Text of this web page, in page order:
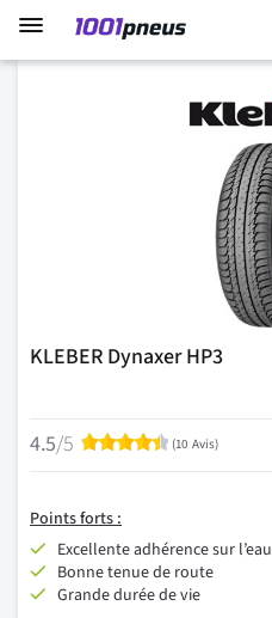
KLEBER Dynaxer HP3
Évaluation:
4.5/5 90
% of100
(10 Avis)
Pointsforts :
Excellente adhérence sur l’eau
Bonne tenue de route
Grande durée de vie